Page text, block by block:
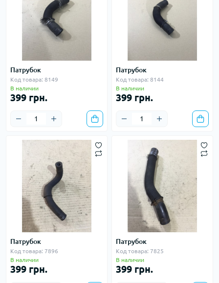
Патрубок
Код товара: 8149
В наличии
399 грн.
Патрубок
Код товара: 8144
В наличии
399 грн.
Патрубок
Код товара: 7896
В наличии
399 грн.
Патрубок
Код товара: 7825
В наличии
399 грн.